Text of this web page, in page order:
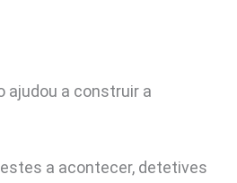
ajudou a construir a
a acontecer, detetives